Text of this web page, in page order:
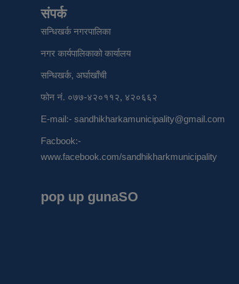
संपर्क
सन्धिखर्क नगरपालिका
नगर कार्यपालिकाको कार्यालय
सन्धिखर्क, अर्घाखाँची
फोन नं. ०७७-४२०११२, ४२०६६२
E-mail:- sandhikharkamunicipality@gmail.com
Facbook:-
www.facebook.com/sandhikharkmunicipality
pop up gunaSO